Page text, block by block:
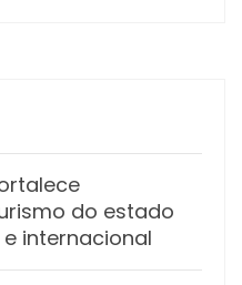
do estado
internacional